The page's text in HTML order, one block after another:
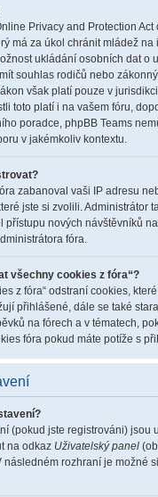
Privacy and Protection Act
má za úkol chránit mládež na
ukládání osobních dat o
souhlas rodičů nebo
však platí pouze v
toto platí i na vašem fóru,
poradce, phpBB Teams
v jakémkoliv kontextu.
zabanoval vaši IP adresu
jste si zvolili. Administrátor
přístupu nových návštěvníků
fóra.
všechny cookies z fóra“?
z fóra“ odstraní cookies,
přihlášené, dále se také
na fórech a v tématech,
fóra pokud máte potíže s
(pokud jste registrováni) jsou
na odkaz Uživatelský panel
následném rozhraní je možné